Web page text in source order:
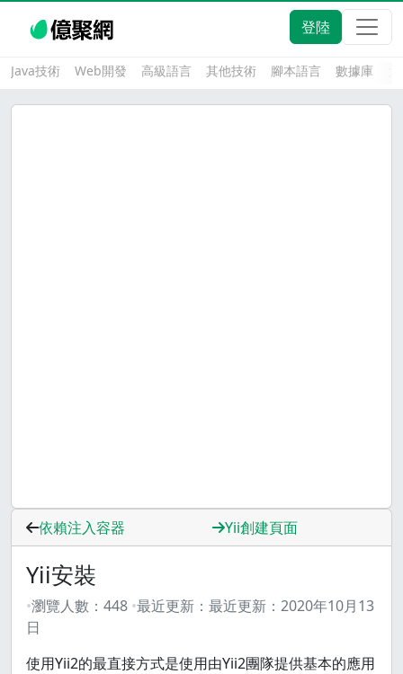
登陸
Java技術 Web開發 高級語言 其他技術 腳本語言 數據庫
依賴注入容器 Yii創建頁面
Yii安裝
瀏覽人數： 448 最近更新： 最近更新： 2020年10月13
日
使用Yii2的最直接方式是使用由Yii2團隊提供基本的應用